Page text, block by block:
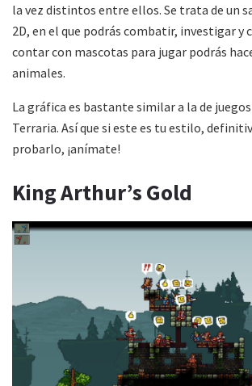
la vez distintos entre ellos. Se trata de un
2D, en el que podrás combatir, investigar y
contar con mascotas para jugar podrás
animales.
La gráfica es bastante similar a la de
Terraria. Así que si este es tu estilo,
probarlo, ¡anímate!
King Arthur’s Gold